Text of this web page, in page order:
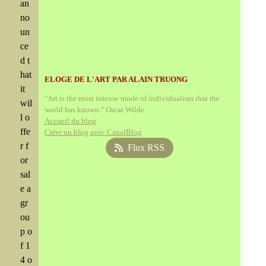
an
no
un
ce
d t
hat
it
wil
l o
ffe
r f
or
sal
e a
gr
ou
p o
f 1
4 o
ELOGE DE L'ART PAR ALAIN TRUONG
"Art is the most intense mode of individualism that the
world has known." Oscar Wilde
Accueil du blog
Créer un blog avec CanalBlog
Flux RSS